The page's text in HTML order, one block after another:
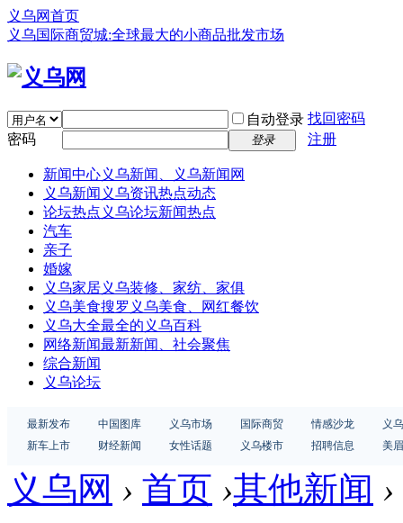
义乌网首页
义乌国际商贸城:全球最大的小商品批发市场
自动登录 找回密码
密码
登录 注册
新闻中心义乌新闻、义乌新闻网
义乌新闻 义乌资讯热点动态
论坛热点 义乌论坛新闻热点
汽车
亲子
婚嫁
义乌家居义乌装修、家纺、家俱
义乌美食搜罗义乌美食、网红餐饮
义乌大全最全的义乌百科
网络新闻最新新闻、社会聚焦
综合新闻
义乌论坛
最新发布 中国图库 义乌市场 国际商贸 情感沙龙
义
新车上市
财经新闻 女性话题 义乌楼市 招聘信息 美
义乌网 › 首页 ›其他新闻 ›